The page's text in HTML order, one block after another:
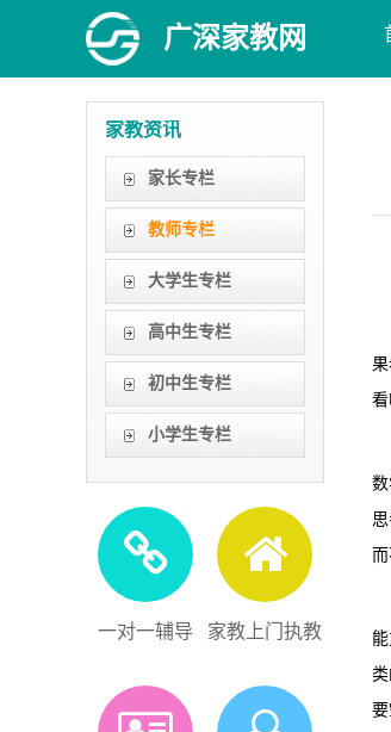
广深家教网
家教资讯
家长专栏
教师专栏
大学生专栏
高中生专栏
初中生专栏
小学生专栏
一对一辅导 家教上门执教
看